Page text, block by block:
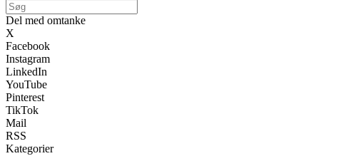
Del med omtanke
X
Facebook
Instagram
LinkedIn
YouTube
Pinterest
TikTok
Mail
RSS
Kategorier